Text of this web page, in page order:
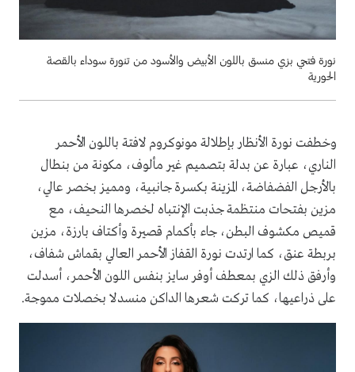
نورة فتحي بزي منسق باللون الأبيض والأسود من تنورة سوداء بالقصة
الحورية
وخطفت نورة الأنظار بإطلالة مونوكروم لافتة باللون الأحمر
الناري، عبارة عن بدلة بتصميم غير مألوف، مكونة من بنطال
بالأرجل الفضفاضة، المزينة بكسرة جانبية، ومميز بخصر عالي،
مزين بفتحات منتظمة جذبت الإنتباه لخصرها النحيف، مع
قميص مكشوف البطن، جاء بأكمام قصيرة وأكتاف بارزة، مزين
بربطة عنق، كما ارتدت نورة القفاز الأحمر العالي بقماش شفاف،
وأرفق ذلك الزي بمعطف أوفر سايز بنفس اللون الأحمر، أسدلت
على ذراعيها، كما تركت شعرها الداكن منسدلا بخصلات مموجة.